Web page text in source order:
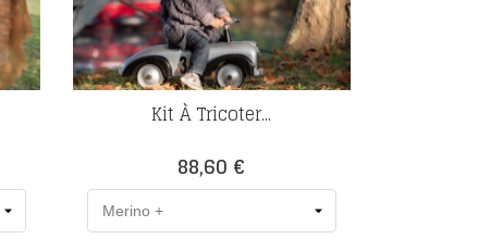
Kit À Tricoter...
Prix
88,60 €